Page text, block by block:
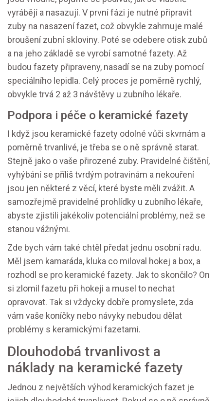
vyrábějí a nasazují. V první fázi je nutné připravit
zuby na nasazení fazet, což obvykle zahrnuje malé
broušení zubní skloviny. Poté se odebere otisk zubů
a na jeho základě se vyrobí samotné fazety. Až
budou fazety připraveny, nasadí se na zuby pomocí
speciálního lepidla. Celý proces je poměrně rychlý,
obvykle trvá 2 až 3 návštěvy u zubního lékaře.
Podpora i péče o keramické fazety
I když jsou keramické fazety odolné vůči skvrnám a
poměrně trvanlivé, je třeba se o ně správně starat.
Stejně jako o vaše přirozené zuby. Pravidelné čištění,
vyhýbání se příliš tvrdým potravinám a nekouření
jsou jen některé z věcí, které byste měli zvážit. A
samozřejmě pravidelné prohlídky u zubního lékaře,
abyste zjistili jakékoliv potenciální problémy, než se
stanou vážnými.
Zde bych vám také chtěl předat jednu osobní radu.
Měl jsem kamaráda, kluka co miloval hokej a box, a
rozhodl se pro keramické fazety. Jak to skončilo? On
si zlomil fazetu při hokeji a musel to nechat
opravovat. Tak si vždycky dobře promyslete, zda
vám vaše koníčky nebo návyky nebudou dělat
problémy s keramickými fazetami.
Dlouhodobá trvanlivost a
náklady na keramické fazety
Jednou z největších výhod keramických fazet je